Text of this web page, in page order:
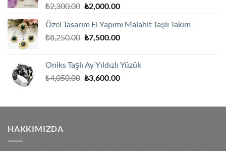
₺2,300.00 Orijinal
₺2,300.00.
₺2,000.00Şu
fiyat:
₺2,000.00.
Özel Tasarım El Yapımı Malahit Taşlı Takım
₺8,250.00 Orijinal
₺7,500.00Şu
₺7,500.00.
Oniks Taşlı Ay Yıldızlı Yüzük
₺4,050.00 Orijinal
₺3,600.00Şu
₺3,600.00.
HAKKIMIZDA